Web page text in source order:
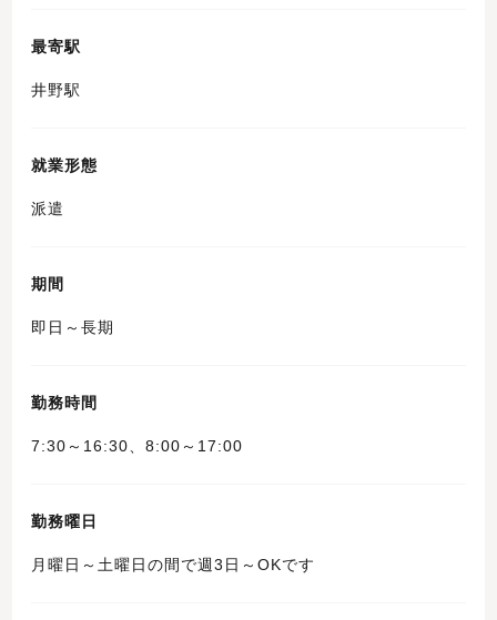
最寄駅
井野駅
就業形態
派遣
期間
即日～長期
勤務時間
7:30～16:30、8:00～17:00
勤務曜日
月曜日～土曜日の間で週3日～OKです